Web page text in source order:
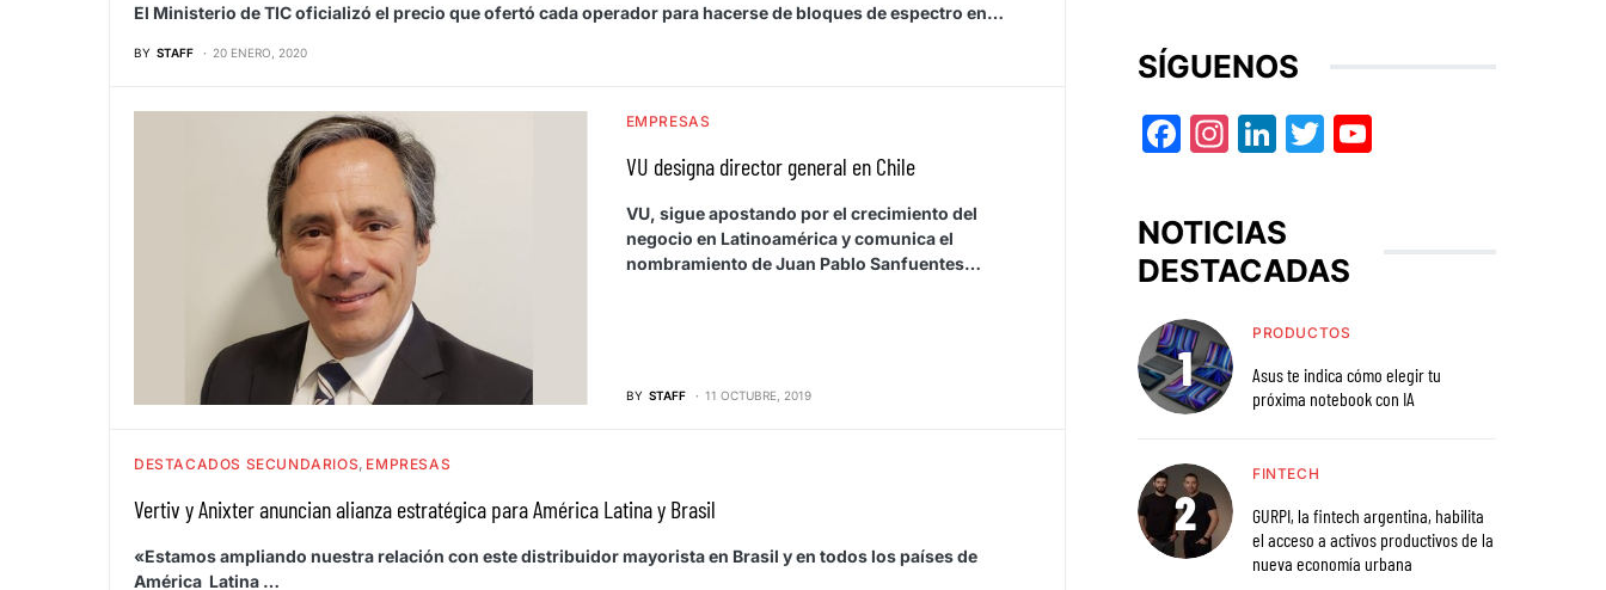
El Ministerio de TIC oficializó el precio que ofertó cada operador para hacerse de bloques de espectro en…
BY STAFF 20 ENERO, 2020
EMPRESAS
VU designa director general en Chile
VU, sigue apostando por el crecimiento del
negocio en Latinoamérica y comunica el
nombramiento de Juan Pablo Sanfuentes…
BY STAFF 11 OCTUBRE, 2019
DESTACADOS SECUNDARIOS EMPRESAS
Vertiv y Anixter anuncian alianza estratégica para América Latina y Brasil
«Estamos ampliando nuestra relación con este distribuidor mayorista en Brasil y en todos los países de
América Latina …
SÍGUENOS
Facebook
Instagram
LinkedIn
Twitter
NOTICIAS
DESTACADAS
PRODUCTOS
Asus te indica cómo elegir tu
próxima notebook con IA
FINTECH
GURPI, la fintech argentina, habilita
el acceso a activos productivos de la
nueva economía urbana